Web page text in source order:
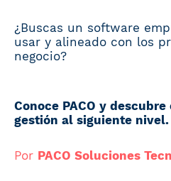
¿Buscas un software
usar y alineado con los
negocio?
Conoce PACO y
gestión al siguiente nivel.
Por PACO Soluciones